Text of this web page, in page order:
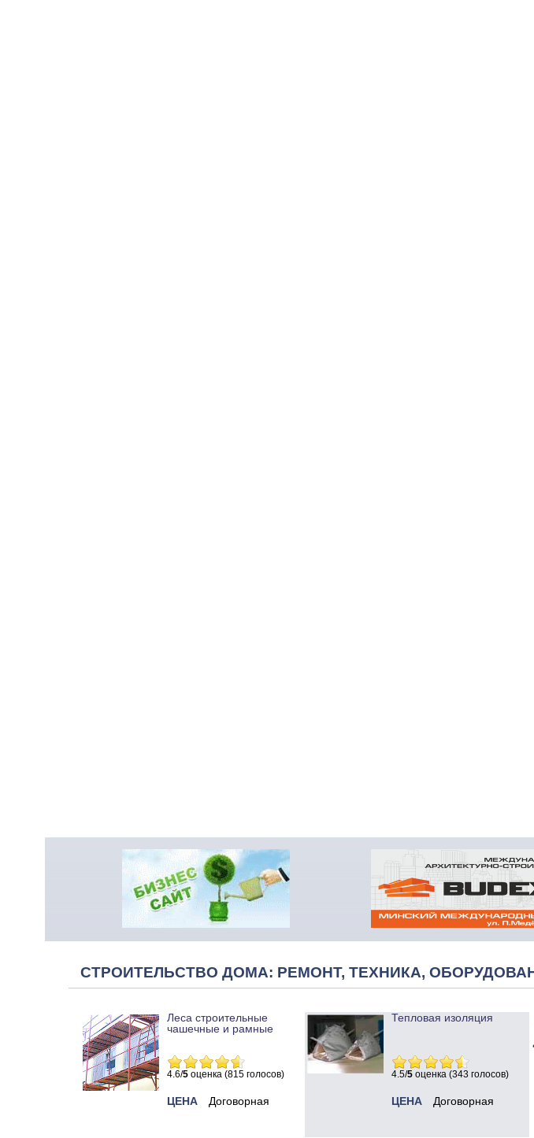
СТРОИТЕЛЬСТВО ДОМА: РЕМОНТ, ТЕХНИКА,
Леса строительные
чашечные и рамные
4.6/5 оценка (815 голосов)
ЦЕНА Договорная
Тепловая изоляция
4.5/5 оценка (343 голосов)
ЦЕНА Договорная